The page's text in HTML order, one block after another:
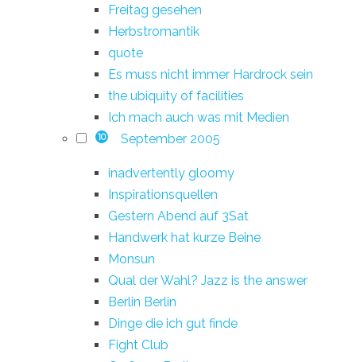
Freitag gesehen
Herbstromantik
quote
Es muss nicht immer Hardrock sein
the ubiquity of facilities
Ich mach auch was mit Medien
10 September 2005
inadvertently gloomy
Inspirationsquellen
Gestern Abend auf 3Sat
Handwerk hat kurze Beine
Monsun
Qual der Wahl? Jazz is the answer
Berlin Berlin
Dinge die ich gut finde
Fight Club